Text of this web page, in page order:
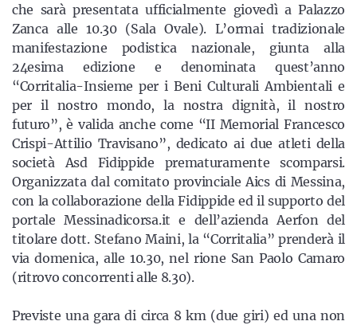
che sarà presentata ufficialmente giovedì a Palazzo
Zanca alle 10.30 (Sala Ovale). L’ormai tradizionale
manifestazione podistica nazionale, giunta alla
24esima edizione e denominata quest’anno
“Corritalia-Insieme per i Beni Culturali Ambientali e
per il nostro mondo, la nostra dignità, il nostro
futuro”, è valida anche come “II Memorial Francesco
Crispi-Attilio Travisano”, dedicato ai due atleti della
società Asd Fidippide prematuramente scomparsi.
Organizzata dal comitato provinciale Aics di Messina,
con la collaborazione della Fidippide ed il supporto del
portale Messinadicorsa.it e dell’azienda Aerfon del
titolare dott. Stefano Maini, la “Corritalia” prenderà il
via domenica, alle 10.30, nel rione San Paolo Camaro
(ritrovo concorrenti alle 8.30).
Previste una gara di circa 8 km (due giri) ed una non